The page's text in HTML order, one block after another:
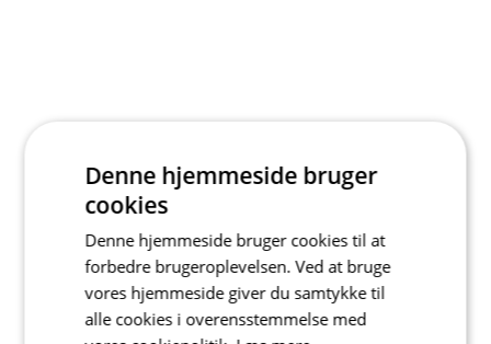
Denne hjemmeside bruger
cookies
Denne hjemmeside bruger cookies til at
forbedre brugeroplevelsen. Ved at bruge
vores hjemmeside giver du samtykke til
alle cookies i overensstemmelse med